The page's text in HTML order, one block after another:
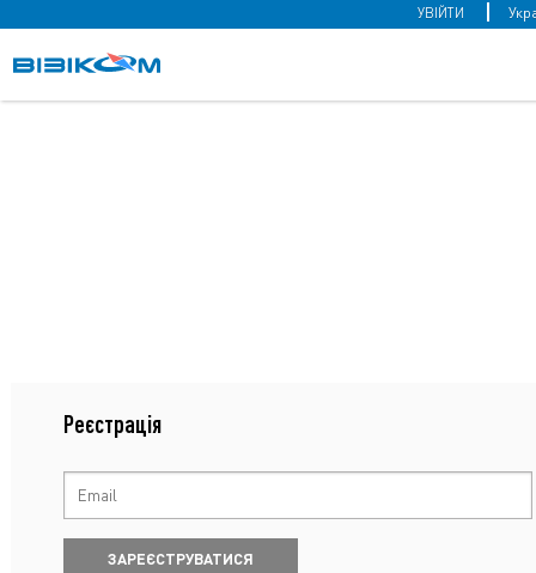
УВІЙТИ
Реєстрація
ЗАРЕЄСТРУВАТИСЯ